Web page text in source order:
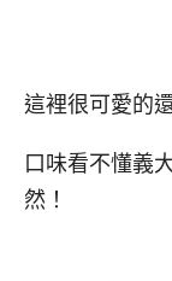
這裡很可愛的
口味看不懂義
然！